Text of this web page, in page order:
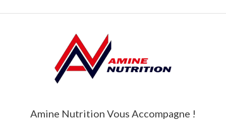
Amine Nutrition Vous Accompagne !